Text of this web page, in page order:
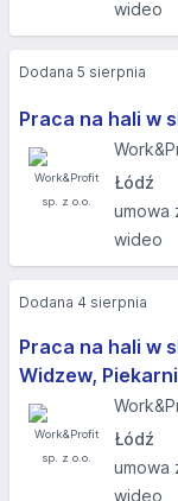
wideo
Praca na hali w
Łódź
umowa
wideo
Dodana 5 sierpnia
Praca na hali w
Widzew,
Łódź
umowa
wideo
Dodana 4 sierpnia